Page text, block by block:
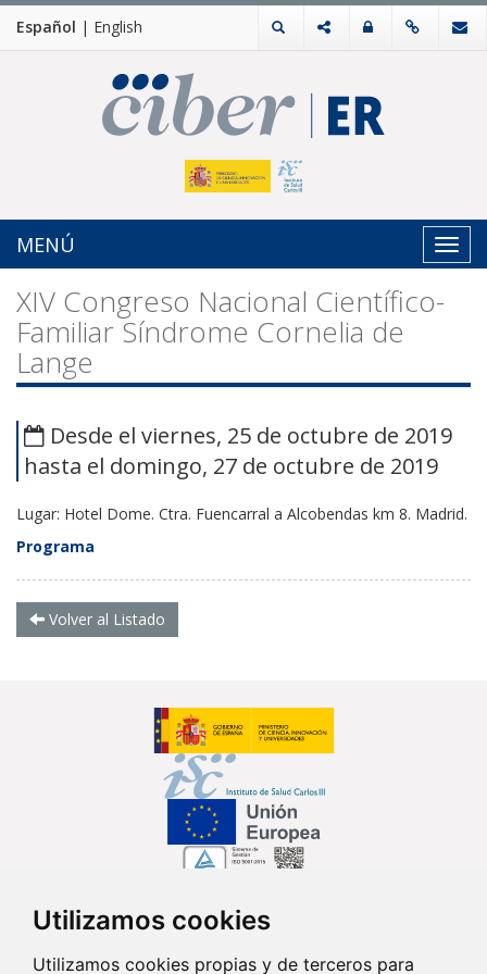
Utilizamos cookies
Utilizamos cookies propias y de terceros para
Español | English
MENÚ
XIV Congreso Nacional Científico-
Familiar Síndrome Cornelia de
Lange
Desde el viernes, 25 de octubre de 2019
hasta el domingo, 27 de octubre de 2019
Lugar: Hotel Dome. Ctra. Fuencarral a Alcobendas km 8. Madrid.
Programa
Volver al Listado
Síguenos en...